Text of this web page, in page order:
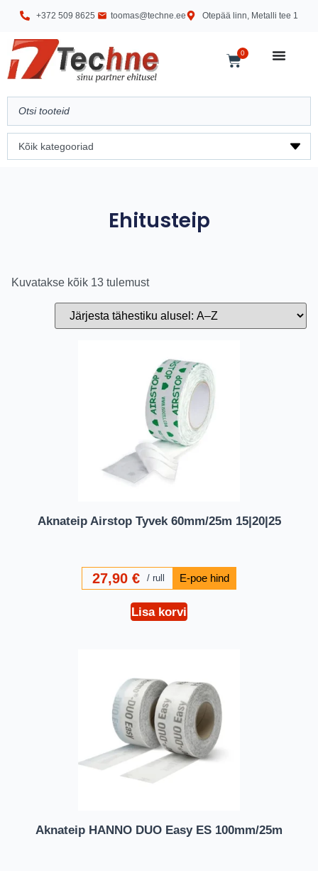
+372 509 8625 toomas@techne.ee Otepää linn, Metalli tee 1
0
Ehitusteip
Kuvatakse kõik 13 tulemust
Aknateip Airstop Tyvek 60mm/25m 15|20|25
27,90 € rull
Lisa korvi
Aknateip HANNO DUO Easy ES 100mm/25m